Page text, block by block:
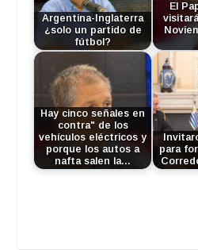
Argentina-Inglaterra
¿solo un partido de
fútbol?
El
Hay cinco señales en
contra" de los
vehículos eléctricos y
porque los autos a
nafta salen la…
para